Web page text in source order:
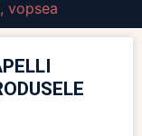
, vopsea